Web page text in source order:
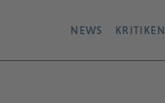
NEWS KRITIKEN